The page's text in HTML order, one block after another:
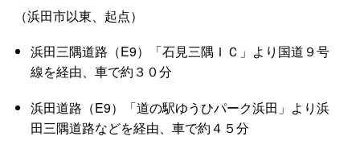
（浜田市以東、起点）
浜田三隅道路（E9）「石見三隅ＩＣ」より国道９号
線を経由、車で約３０分
浜田道路（E9）「道の駅ゆうひパーク浜田」より浜
田三隅道路などを経由、車で約４５分